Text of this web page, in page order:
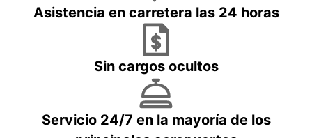
Asistencia en carretera las 24 horas
Sin cargos ocultos
Servicio 24/7 en la mayoría de los